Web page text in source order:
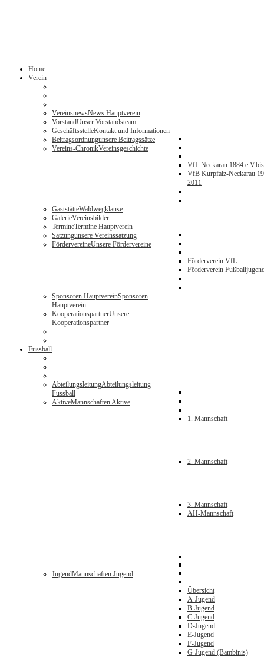
Home
Verein
VereinsnewsNews Hauptverein
VorstandUnser Vorstandsteam
GeschäftsstelleKontakt und Informationen
Beitragsordnungunsere Beitragssätze
Vereins-ChronikVereinsgeschichte
VfL Neckarau 1884 e.V.
VfB Kurpfalz-Neckarau
2011
GaststätteWaldwegklause
GalerieVereinsbilder
TermineTermine Hauptverein
Satzungunsere Vereinssatzung
FördervereineUnsere Fördervereine
Förderverein VfL
Förderverein
Sponsoren HauptvereinSponsoren
Hauptverein
KooperationspartnerUnsere
Kooperationspartner
Fussball
AbteilungsleitungAbteilungsleitung
Fussball
AktiveMannschaften Aktive
1. Mannschaft
2. Mannschaft
3. Mannschaft
AH-Mannschaft
JugendMannschaften Jugend
Übersicht
A-Jugend
B-Jugend
C-Jugend
D-Jugend
E-Jugend
F-Jugend
G-Jugend (Bambinis)